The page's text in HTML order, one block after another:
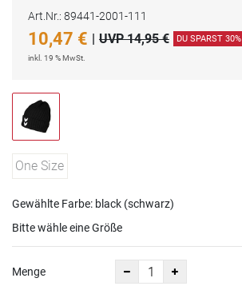
Art.Nr.: 89441-2001-111
10,47 € | UVP 14,95 € DU SPARST 30%
inkl. 19 % MwSt.
One Size
Gewählte Farbe: black (schwarz)
Bitte wähle eine Größe
Menge